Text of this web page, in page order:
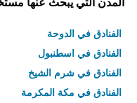
الفنادق في الدوحة
الفنادق في اسطنبول
الفنادق في شرم الشيخ
الفنادق في مكة المكرمة